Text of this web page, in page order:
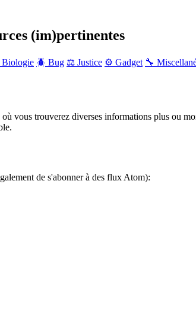
(im)pertinentes
Biologie 🪲 Bug ⚖️ Justice ⚙️ Gadget 🔧
vous trouverez diverses informations plus ou
de s'abonner à des flux Atom):